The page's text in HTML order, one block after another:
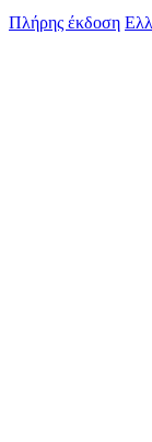
Πλήρης έκδοση